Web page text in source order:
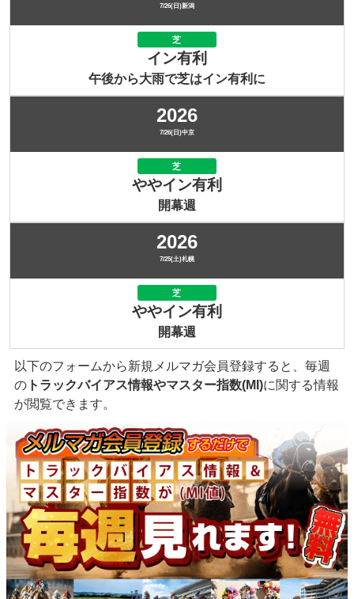
7/26(日)新潟
芝
イン有利
午後から大雨で芝はイン有利に
2026
7/26(日)中京
芝
ややイン有利
開幕週
2026
7/25(土)札幌
芝
ややイン有利
開幕週
以下のフォームから新規メルマガ会員登録すると、毎週
の トラックバイアス情報やマスター指数(MI)に関する情報
が閲覧できます。